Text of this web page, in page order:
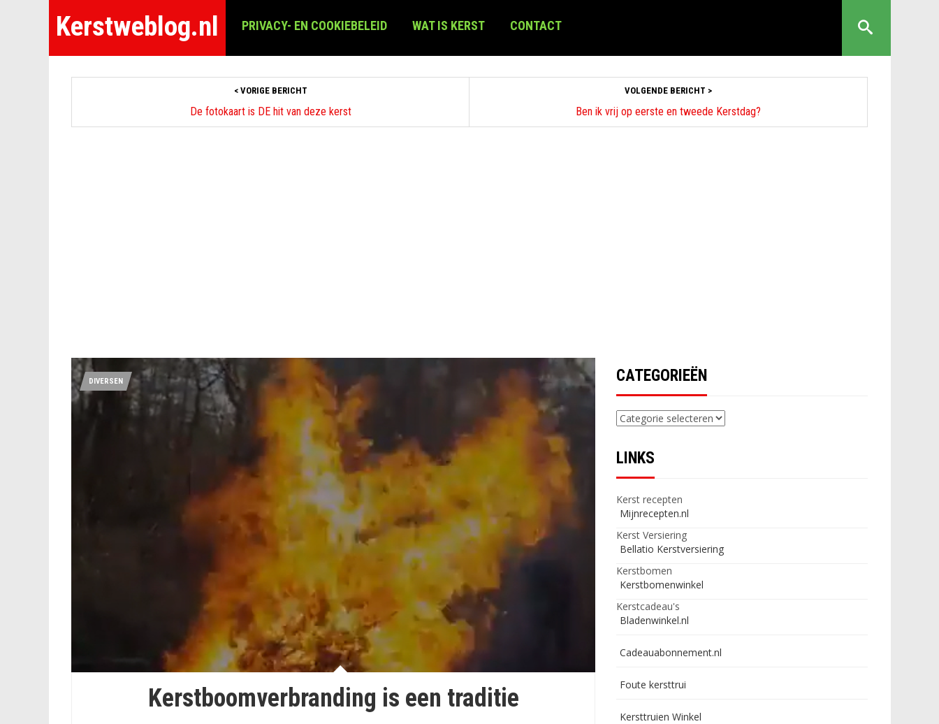
Kerstweblog.nl PRIVACY- EN COOKIEBELEID WAT IS KERST CONTACT
< VORIGE BERICHT
De fotokaart is DE hit van deze kerst
VOLGENDE BERICHT >
Ben ik vrij op eerste en tweede Kerstdag?
DIVERSEN
Kerstboomverbranding is een traditie
CATEGORIEËN
Categorieën
LINKS
Kerst recepten
Mijnrecepten.nl
Kerst Versiering
Bellatio Kerstversiering
Kerstbomen
Kerstbomenwinkel
Kerstcadeau's
Bladenwinkel.nl
Cadeauabonnement.nl
Foute kersttrui
Kersttruien Winkel